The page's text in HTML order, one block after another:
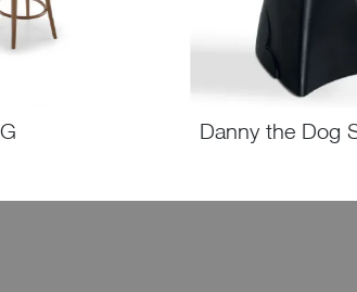
Danny the Dog